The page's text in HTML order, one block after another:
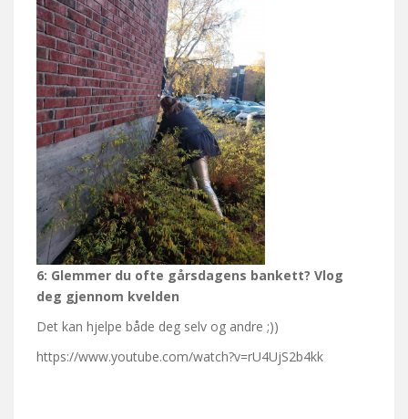
6: Glemmer du ofte gårsdagens bankett? Vlog
deg gjennom kvelden
Det kan hjelpe både deg selv og andre ;))
https://www.youtube.com/watch?v=rU4UjS2b4kk